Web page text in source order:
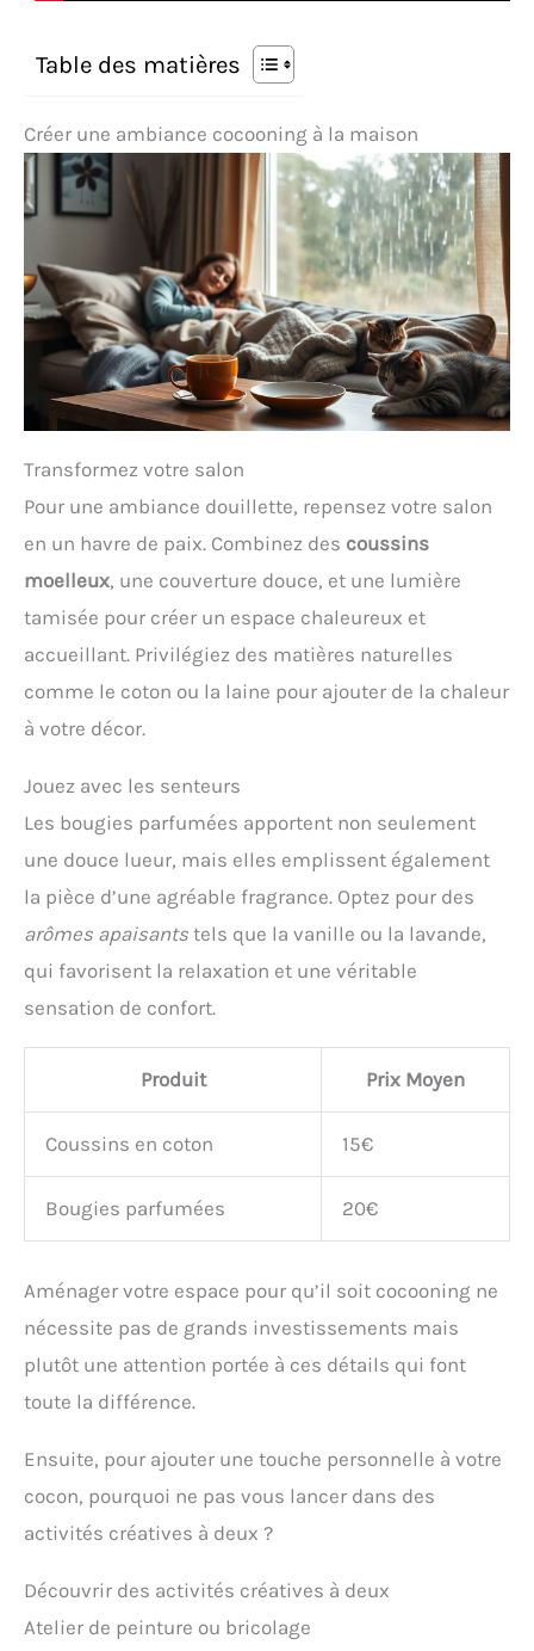
Table des matières
Créer une ambiance cocooning à la maison
Transformez votre salon
Pour une ambiance douillette, repensez votre salon
en un havre de paix. Combinez des coussins
moelleux, une couverture douce, et une lumière
tamisée pour créer un espace chaleureux et
accueillant. Privilégiez des matières naturelles
comme le coton ou la laine pour ajouter de la chaleur
à votre décor.
Jouez avec les senteurs
Les bougies parfumées apportent non seulement
une douce lueur, mais elles emplissent également
la pièce d’une agréable fragrance. Optez pour des
arômes apaisants tels que la vanille ou la lavande,
qui favorisent la relaxation et une véritable
sensation de confort.
Produit Prix Moyen
Coussins en coton 15€
Bougies parfumées 20€
Aménager votre espace pour qu’il soit cocooning ne
nécessite pas de grands investissements mais
plutôt une attention portée à ces détails qui font
toute la différence.
Ensuite, pour ajouter une touche personnelle à votre
cocon, pourquoi ne pas vous lancer dans des
activités créatives à deux ?
Découvrir des activités créatives à deux
Atelier de peinture ou bricolage